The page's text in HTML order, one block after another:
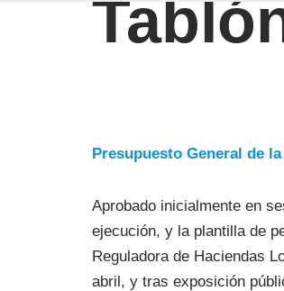
Presupuesto General de
Aprobado inicialmente en
ejecución, y la plantilla de
Reguladora de Haciendas
abril, y tras exposición